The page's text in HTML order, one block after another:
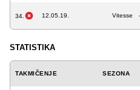
34. 12.05.19. Vitesse -
STATISTIKA
TAKMIČENJE SEZONA